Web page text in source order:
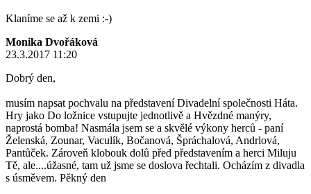
Klaníme se až k zemi :-)
Monika Dvořáková
23.3.2017 11:20
Dobrý den,
musím napsat pochvalu na představení Divadelní společnosti Háta.
Hry jako Do ložnice vstupujte jednotlivě a Hvězdné manýry,
naprostá bomba! Nasmála jsem se a skvělé výkony herců - paní
Želenská, Zounar, Vaculík, Bočanová, Špráchalová, Andrlová,
Pantůček. Zároveň klobouk dolů před představením a herci Miluju
Tě, ale....úžasné, tam už jsme se doslova řechtali. Ocházím z divadla
s úsměvem. Pěkný den